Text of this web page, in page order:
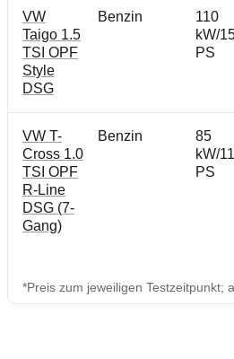
VW
Taigo 1.5
TSI OPF
Style
DSG
Benzin
110
kW/
PS
VW T-
Cross 1.0
TSI OPF
R-Line
DSG (7-
Gang)
Benzin
85
kW/
PS
*Preis zum jeweiligen Testzeitpunkt;